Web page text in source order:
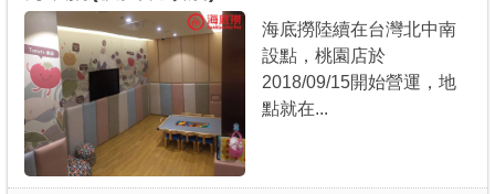
海底撈陸續在台灣北中南
設點，桃園店於
2018/09/15開始營運，地
點就在...